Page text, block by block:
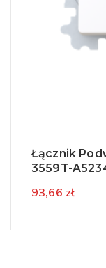
Łącznik
3559T-
93,66 zł